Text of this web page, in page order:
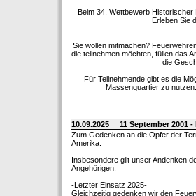
Beim 34. Wettbewerb
Erleben Sie
Sie wollen mitmachen?
die teilnehmen möchten, füllen das
die
Für Teilnehmende gibt es die
Massenquartier zu
10.09.2025
11 September 2001
Zum Gedenken an die Opfer der
Amerika.
Insbesondere gilt unser Andenken
Angehörigen.
-Letzter Einsatz 2025-
Gleichzeitig gedenken wir den